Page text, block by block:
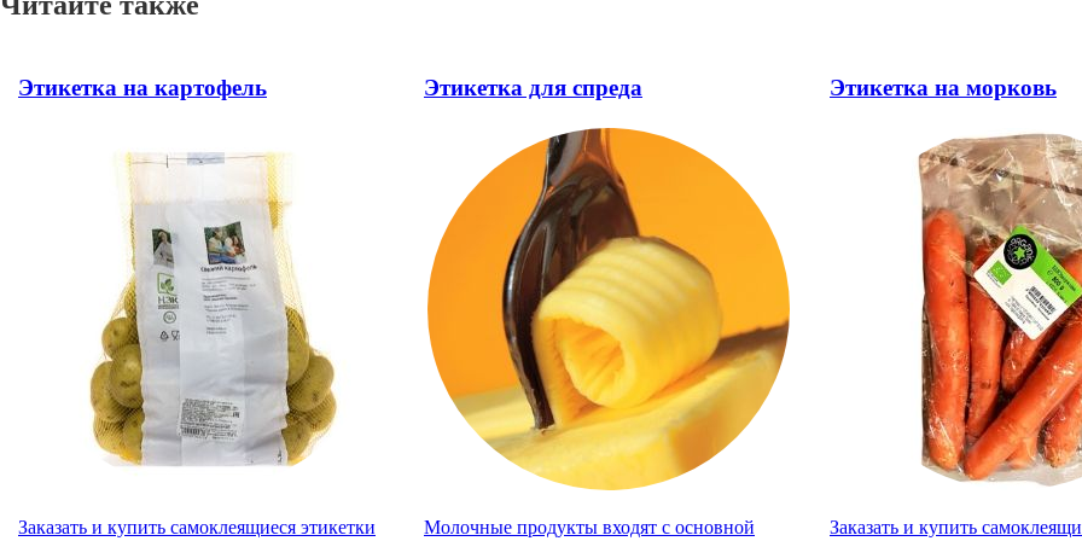
Этикетка на картофель
Заказать и купить самоклеящиеся этикетки
Этикетка для спреда
Молочные продукты входят с основной
Этикетка на морковь
Заказать и купить